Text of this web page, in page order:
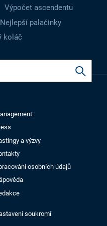
Výpočet ascendentu
Nejlepší palačinky
koláč
a výzvy
osobních údajů
soukromí